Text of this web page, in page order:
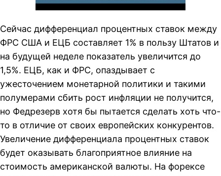
Сейчас дифференциал процентных ставок между
ФРС США и ЕЦБ составляет 1% в пользу Штатов и
на будущей неделе показатель увеличится до
1,5%. ЕЦБ, как и ФРС, опаздывает с
ужесточением монетарной политики и такими
полумерами сбить рост инфляции не получится,
но Федрезерв хотя бы пытается сделать хоть что-
то в отличие от своих европейских конкурентов.
Увеличение дифференциала процентных ставок
будет оказывать благоприятное влияние на
стоимость американской валюты. На форексе